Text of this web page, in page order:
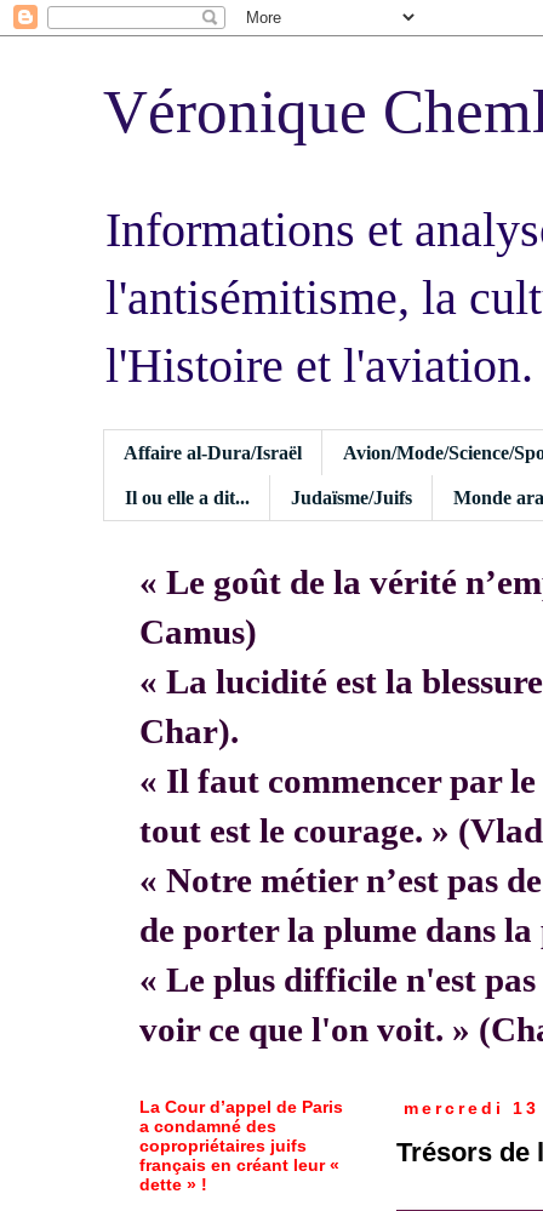
Véronique
Informations et
l'antisémitisme, la
l'Histoire et l'aviation.
Affaire al-Dura/Israël Avion/Mode/Science/
Il ou elle a dit... Judaïsme/Juifs Monde
« Le goût de la vérité
Camus)
« La lucidité est la
Char).
« Il faut commencer par le
tout est le courage. »
« Notre métier n’est pas
de porter la plume dans
« Le plus difficile n'est
voir ce que l'on voit. »
mercredi
Trésors de
La Cour d’appel de Paris
a condamné des
copropriétaires juifs
français en créant leur «
dette » !